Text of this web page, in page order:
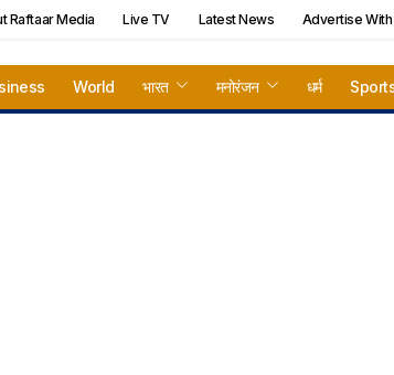
Raftaar Media Live TV Latest News Advertise With
World भारत मनोरंजन धर्म